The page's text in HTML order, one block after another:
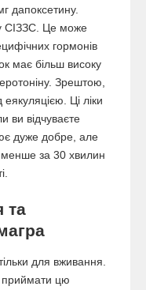
дапоксетину.
СІЗЗС. Це може
гормонів
має більш високу
Зрештою,
Ці ліки
ви відчуваєте
дуже добре, але
за 30 хвилин
та
для вживання.
приймати цю